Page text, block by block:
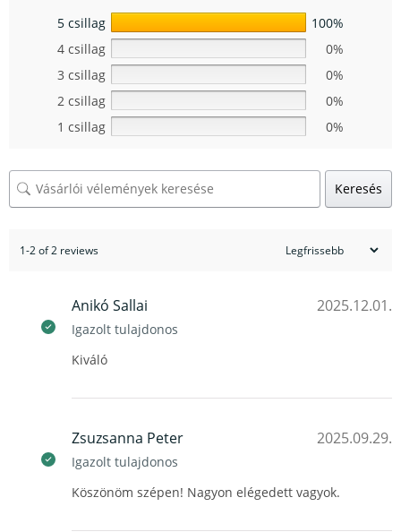
5 csillag
100%
4 csillag
0%
3 csillag
0%
2 csillag
0%
1 csillag
0%
Keresés
1-2 of 2 reviews
Anikó Sallai
Igazolt tulajdonos
2025.12.01.
Kiváló
Zsuzsanna Peter
Igazolt tulajdonos
2025.09.29.
Köszönöm szépen! Nagyon elégedett vagyok.